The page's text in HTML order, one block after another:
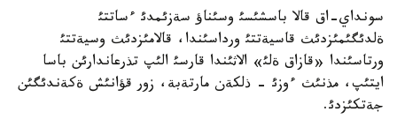
سونداي-اق قالا باسشئسئ وسئناؤ سةزئمدئ ءساتتئ
ةلدئگئمئزدئث قاسيةتتئ ورداسئندا، قالامئزدئث وسيةتتئ
ورتاسئندا «قازاق ةلئ» الاثئندا قارسئ الئپ تذرعاندارئن باسا
ايتئپ، مذنئث ءوزئ - ذلكةن مارتةبة، زور قؤانئش ةكةندئگئن
جةتكئزدئ.